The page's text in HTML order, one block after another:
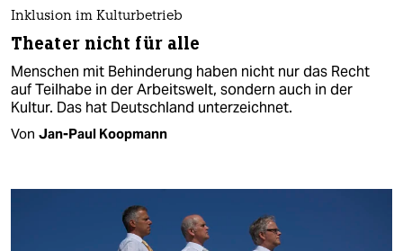
Inklusion im Kulturbetrieb
Theater nicht für alle
Menschen mit Behinderung haben nicht nur das Recht
auf Teilhabe in der Arbeitswelt, sondern auch in der
Kultur. Das hat Deutschland unterzeichnet.
Von Jan-Paul Koopmann